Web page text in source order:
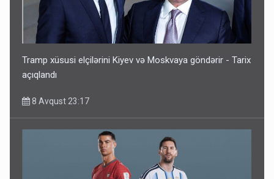
Tramp xüsusi elçilərini Kiyev və Moskvaya göndərir - Tarix
açıqlandı
8 Avqust 23:17